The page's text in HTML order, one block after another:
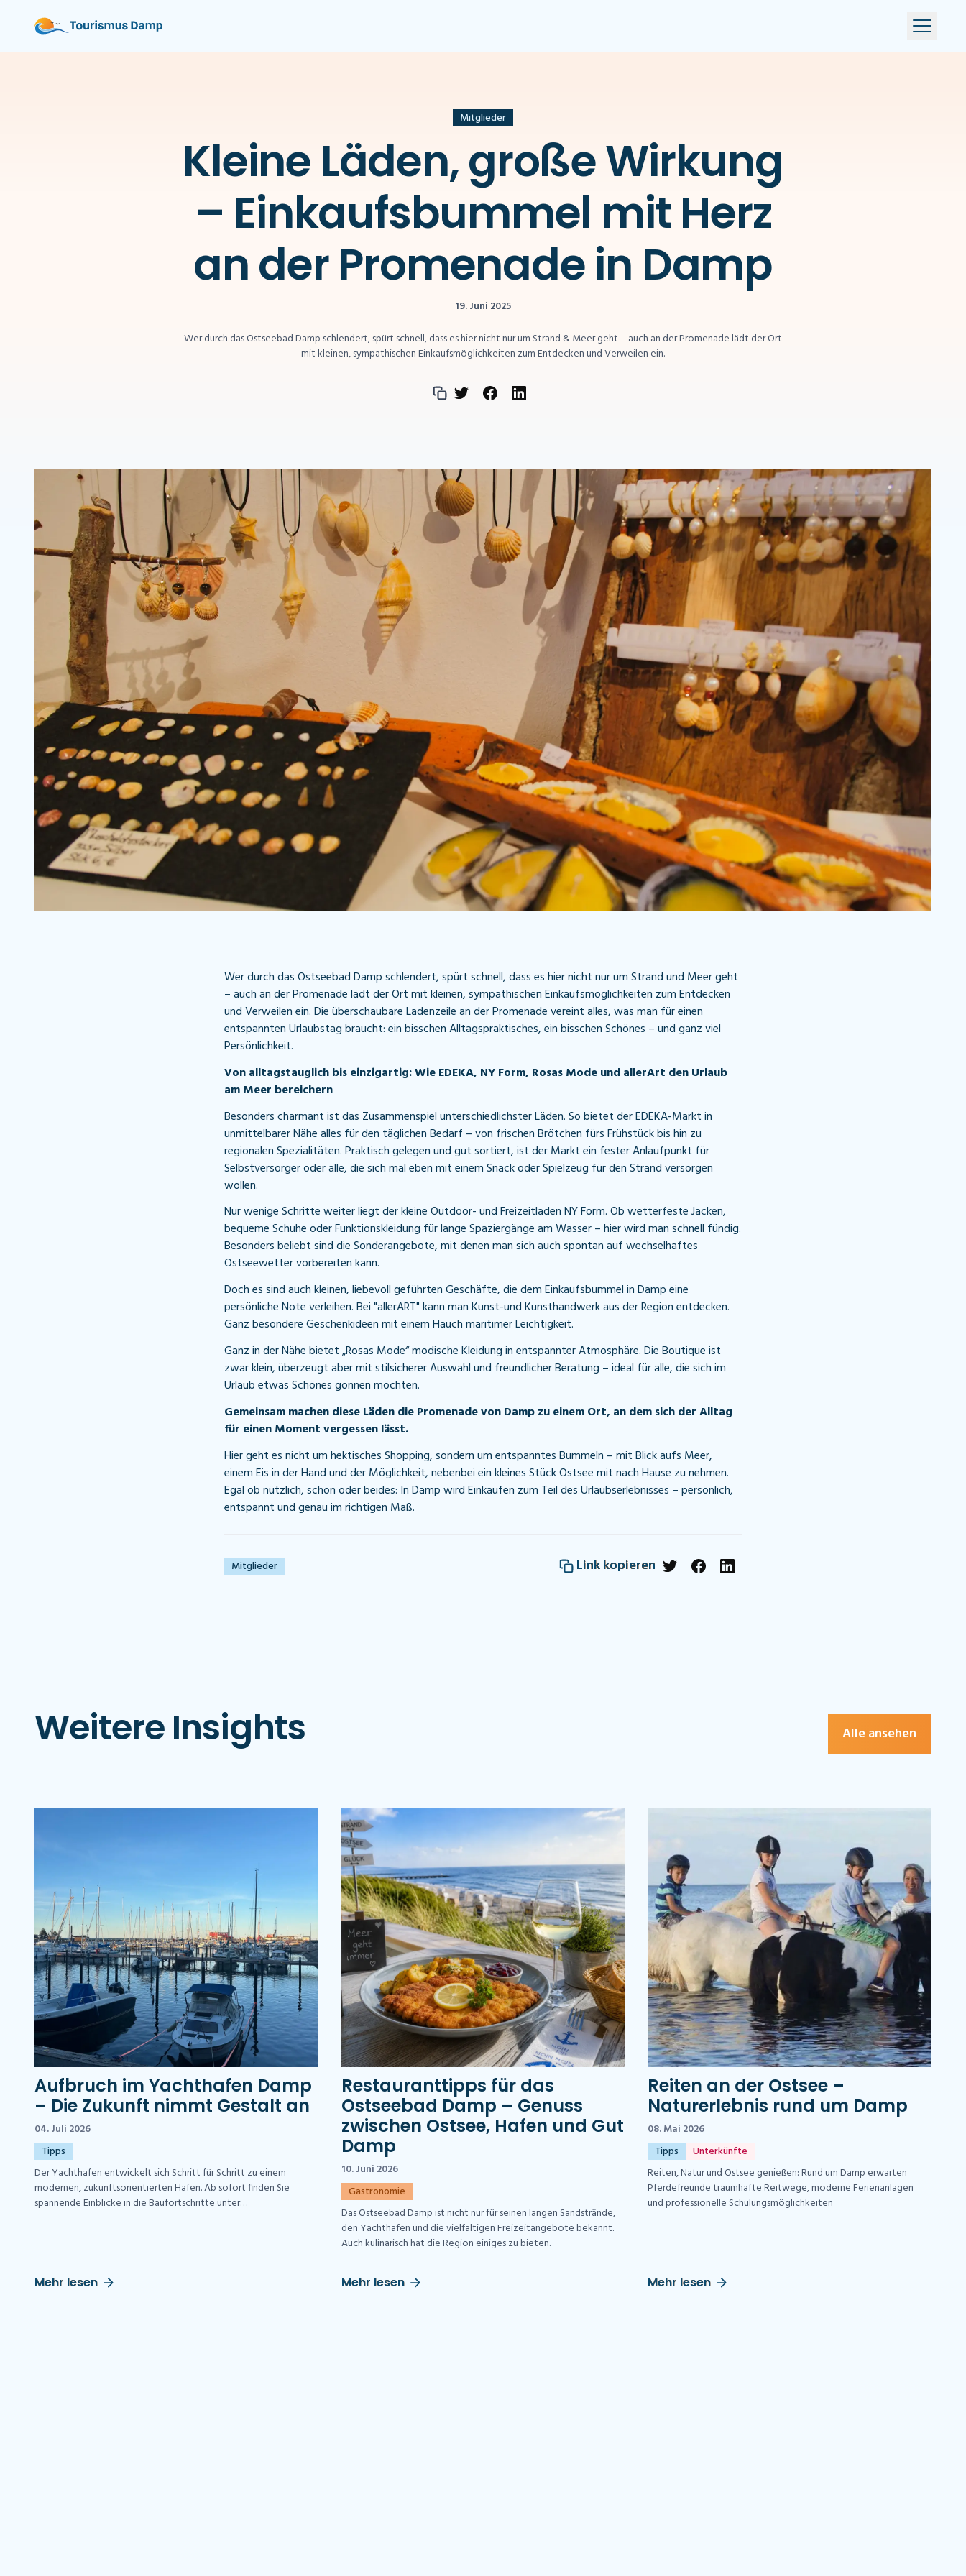
Mitglieder
Kleine Läden, große Wirkung
– Einkaufsbummel mit Herz
an der Promenade in Damp
19. Juni 2025
Wer durch das Ostseebad Damp schlendert, spürt schnell, dass es hier nicht nur um Strand & Meer geht – auch an der Promenade lädt der Ort
mit kleinen, sympathischen Einkaufsmöglichkeiten zum Entdecken und Verweilen ein.
Wer durch das Ostseebad Damp schlendert, spürt schnell, dass es hier nicht nur um Strand und Meer geht
– auch an der Promenade lädt der Ort mit kleinen, sympathischen Einkaufsmöglichkeiten zum Entdecken
und Verweilen ein. Die überschaubare Ladenzeile an der Promenade vereint alles, was man für einen
entspannten Urlaubstag braucht: ein bisschen Alltagspraktisches, ein bisschen Schönes – und ganz viel
Persönlichkeit.
Von alltagstauglich bis einzigartig: Wie EDEKA, NY Form, Rosas Mode und allerArt den Urlaub
am Meer bereichern
Besonders charmant ist das Zusammenspiel unterschiedlichster Läden. So bietet der EDEKA-Markt in
unmittelbarer Nähe alles für den täglichen Bedarf – von frischen Brötchen fürs Frühstück bis hin zu
regionalen Spezialitäten. Praktisch gelegen und gut sortiert, ist der Markt ein fester Anlaufpunkt für
Selbstversorger oder alle, die sich mal eben mit einem Snack oder Spielzeug für den Strand versorgen
wollen.
Nur wenige Schritte weiter liegt der kleine Outdoor- und Freizeitladen NY Form. Ob wetterfeste Jacken,
bequeme Schuhe oder Funktionskleidung für lange Spaziergänge am Wasser – hier wird man schnell fündig.
Besonders beliebt sind die Sonderangebote, mit denen man sich auch spontan auf wechselhaftes
Ostseewetter vorbereiten kann.
Doch es sind auch kleinen, liebevoll geführten Geschäfte, die dem Einkaufsbummel in Damp eine
persönliche Note verleihen. Bei "allerART" kann man Kunst-und Kunsthandwerk aus der Region entdecken.
Ganz besondere Geschenkideen mit einem Hauch maritimer Leichtigkeit.
Ganz in der Nähe bietet „Rosas Mode“ modische Kleidung in entspannter Atmosphäre. Die Boutique ist
zwar klein, überzeugt aber mit stilsicherer Auswahl und freundlicher Beratung – ideal für alle, die sich im
Urlaub etwas Schönes gönnen möchten.
Gemeinsam machen diese Läden die Promenade von Damp zu einem Ort, an dem sich der Alltag
für einen Moment vergessen lässt.
Hier geht es nicht um hektisches Shopping, sondern um entspanntes Bummeln – mit Blick aufs Meer,
einem Eis in der Hand und der Möglichkeit, nebenbei ein kleines Stück Ostsee mit nach Hause zu nehmen.
Egal ob nützlich, schön oder beides: In Damp wird Einkaufen zum Teil des Urlaubserlebnisses – persönlich,
entspannt und genau im richtigen Maß.
Mitglieder Link kopieren
Weitere Insights Alle ansehen
Aufbruch im Yachthafen Damp
– Die Zukunft nimmt Gestalt an
04. Juli 2026
Tipps
Der Yachthafen entwickelt sich Schritt für Schritt zu einem
modernen, zukunftsorientierten Hafen. Ab sofort finden Sie
spannende Einblicke in die Baufortschritte unter
Mehr lesen
Restauranttipps für das
Ostseebad Damp – Genuss
zwischen Ostsee, Hafen und Gut
Damp
10. Juni 2026
Gastronomie
Das Ostseebad Damp ist nicht nur für seinen langen Sandstrände,
den Yachthafen und die vielfältigen Freizeitangebote bekannt.
Auch kulinarisch hat die Region einiges zu bieten.
Mehr lesen
Reiten an der Ostsee –
Naturerlebnis rund um Damp
08. Mai 2026
Tipps
Unterkünfte
Reiten, Natur und Ostsee genießen: Rund um Damp erwarten
Pferdefreunde traumhafte Reitwege, moderne Ferienanlagen
und professionelle Schulungsmöglichkeiten
Mehr lesen